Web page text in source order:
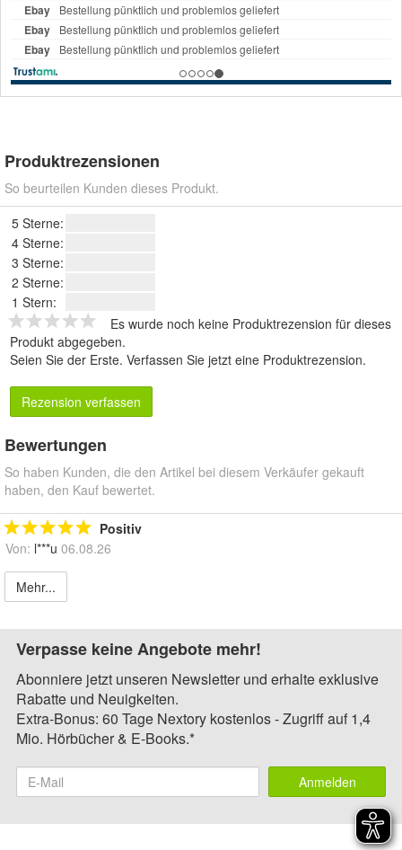
Produktrezensionen
So beurteilen Kunden dieses Produkt.
5 Sterne:
4 Sterne:
3 Sterne:
2 Sterne:
1 Stern:
Es wurde noch keine Produktrezension für dieses
Produkt abgegeben.
Seien Sie der Erste. Verfassen Sie jetzt eine Produktrezension.
Rezension verfassen
Bewertungen
So haben Kunden, die den Artikel bei diesem Verkäufer gekauft
haben, den Kauf bewertet.
Positiv
Von: l***u 06.08.26
Mehr...
Verpasse keine Angebote mehr!
Abonniere jetzt unseren Newsletter und erhalte exklusive
Rabatte und Neuigkeiten.
Extra-Bonus: 60 Tage Nextory kostenlos - Zugriff auf 1,4
Mio. Hörbücher & E-Books.*
Anmelden